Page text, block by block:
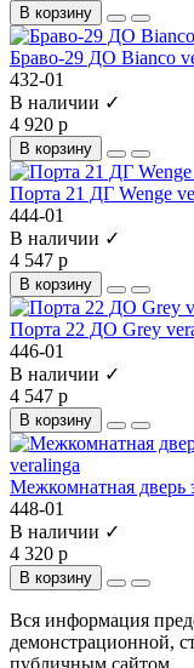
В корзину
Браво-29 ДО Bianco
432-01
В наличии ✓
4 920 р
В корзину
Порта 21 ДГ Wenge
444-01
В наличии ✓
4 547 р
В корзину
Порта 22 ДО Grey
446-01
В наличии ✓
4 547 р
В корзину
Межкомнатная дверь
448-01
В наличии ✓
4 320 р
В корзину
Вся информация
демонстрационной,
публичным сайтом